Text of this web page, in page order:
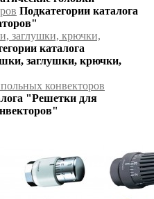
Подкатегории каталога
заглушки, крючки,
каталога
заглушки, крючки,
конвекторов
"Решетки для